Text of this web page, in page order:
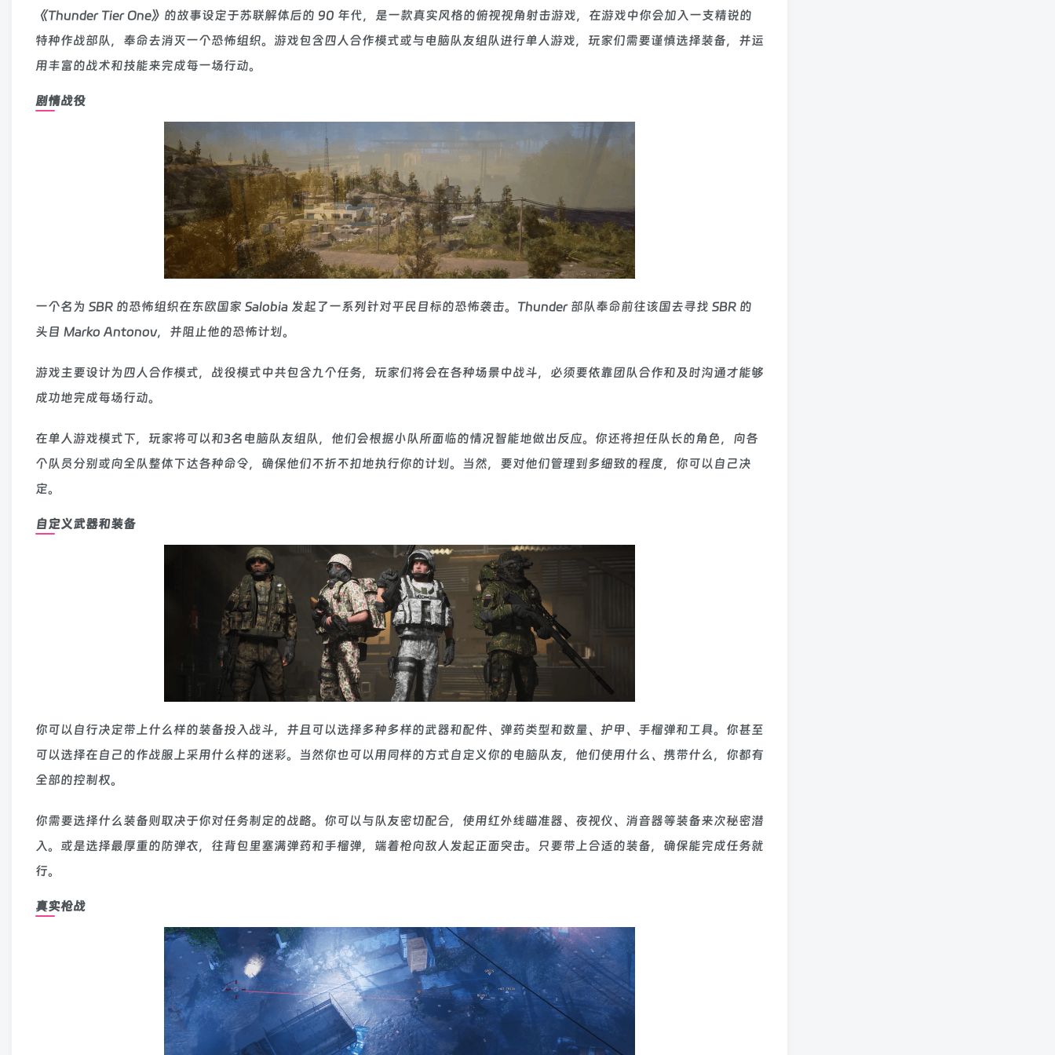
《Thunder Tier One》的故事设定于苏联解体后的 90 年代，是一款真实风格的俯视视角射击游戏，在游戏中你会加入一支精锐的
特种作战部队，奉命去消灭一个恐怖组织。游戏包含四人合作模式或与电脑队友组队进行单人游戏，玩家们需要谨慎选择装备，并运
用丰富的战术和技能来完成每一场行动。
剧情战役
一个名为 SBR 的恐怖组织在东欧国家 Salobia 发起了一系列针对平民目标的恐怖袭击。Thunder 部队奉命前往该国去寻找 SBR 的
头目 Marko Antonov，并阻止他的恐怖计划。
游戏主要设计为四人合作模式，战役模式中共包含九个任务，玩家们将会在各种场景中战斗，必须要依靠团队合作和及时沟通才能够
成功地完成每场行动。
在单人游戏模式下，玩家将可以和3名电脑队友组队，他们会根据小队所面临的情况智能地做出反应。你还将担任队长的角色，向各
个队员分别或向全队整体下达各种命令，确保他们不折不扣地执行你的计划。当然，要对他们管理到多细致的程度，你可以自己决
定。
自定义武器和装备
你可以自行决定带上什么样的装备投入战斗，并且可以选择多种多样的武器和配件、弹药类型和数量、护甲、手榴弹和工具。你甚至
可以选择在自己的作战服上采用什么样的迷彩。当然你也可以用同样的方式自定义你的电脑队友，他们使用什么、携带什么，你都有
全部的控制权。
你需要选择什么装备则取决于你对任务制定的战略。你可以与队友密切配合，使用红外线瞄准器、夜视仪、消音器等装备来次秘密潜
入。或是选择最厚重的防弹衣，往背包里塞满弹药和手榴弹，端着枪向敌人发起正面突击。只要带上合适的装备，确保能完成任务就
行。
真实枪战